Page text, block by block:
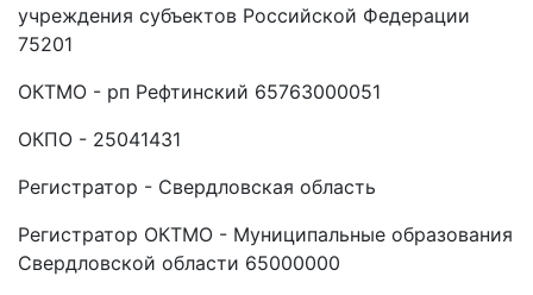
учреждения субъектов Российской Федерации
75201
ОКТМО - рп Рефтинский 65763000051
ОКПО - 25041431
Регистратор - Свердловская область
Регистратор ОКТМО - Муниципальные образования
Свердловской области 65000000